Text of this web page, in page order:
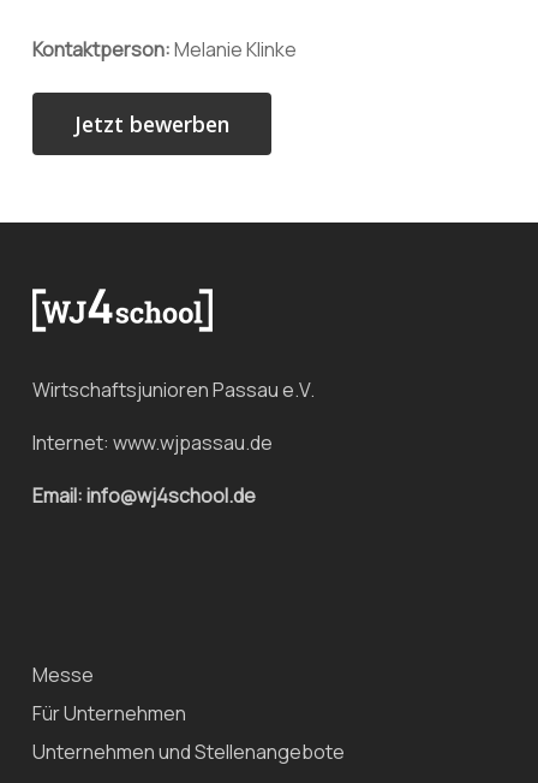
Kontaktperson:Melanie Klinke
Wirtschaftsjunioren Passau e.V.
Internet: www.wjpassau.de
Email: info@wj4school.de
Messe
Für Unternehmen
Unternehmen und Stellenangebote